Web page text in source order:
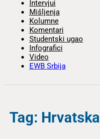
Intervjui
Mišljenja
Kolumne
Komentari
Studentski ugao
Infografici
Video
EWB Srbija
Tag: Hrvatska